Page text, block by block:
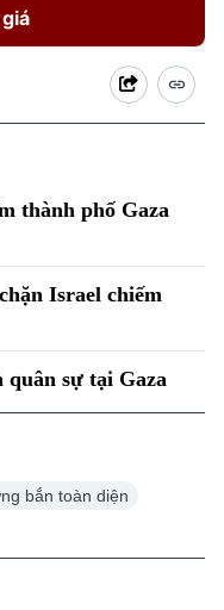
thành phố Gaza
Israel chiếm
sự tại Gaza
bắn toàn diện